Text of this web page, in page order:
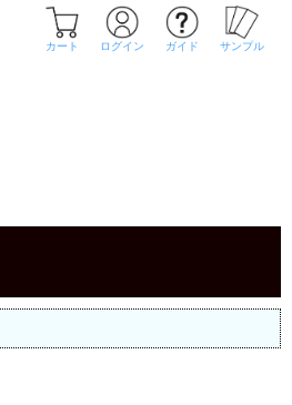
カート ログイン ガイド サンプル